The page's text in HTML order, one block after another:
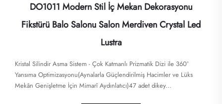
DO1011 Modern Stil İç Mekan Dekorasyonu
Fikstürü Balo Salonu Salon Merdiven Crystal Led
Lustra
Kristal Silindir Asma Sistem - Çok Katmanlı Prizmatik Dizi ile 360°
Yansıma Optimizasyonu(Aynalarla Güçlendirilmiş Hacimler ve Lüks
Mekân Genişletme İçin Mimarî Aydınlatıcı)47 adet dikey...